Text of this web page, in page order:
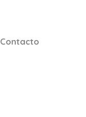
Contacto